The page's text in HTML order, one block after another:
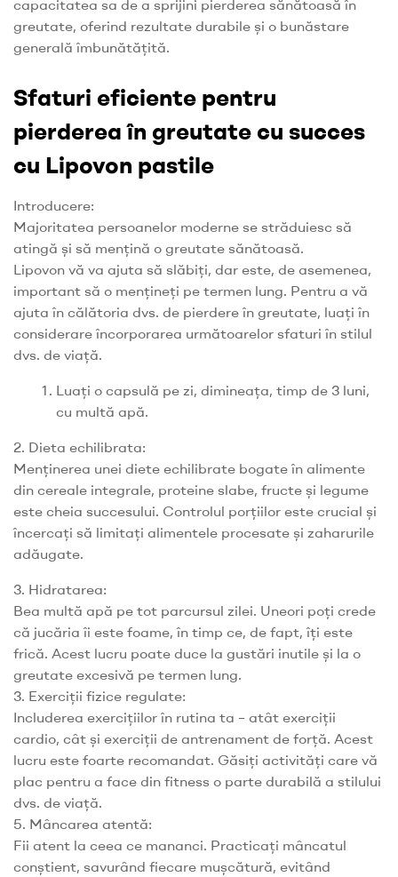
capacitatea sa de a sprijini pierderea sănătoasă în
greutate, oferind rezultate durabile și o bunăstare
generală îmbunătățită.
Sfaturi eficiente pentru
pierderea în greutate cu succes
cu Lipovon pastile
Introducere:
Majoritatea persoanelor moderne se străduiesc să
atingă și să mențină o greutate sănătoasă.
Lipovon vă va ajuta să slăbiți, dar este, de asemenea,
important să o mențineți pe termen lung. Pentru a vă
ajuta în călătoria dvs. de pierdere în greutate, luați în
considerare încorporarea următoarelor sfaturi în stilul
dvs. de viață.
Luați o capsulă pe zi, dimineața, timp de 3 luni,
cu multă apă.
2. Dieta echilibrata:
Menținerea unei diete echilibrate bogate în alimente
din cereale integrale, proteine slabe, fructe și legume
este cheia succesului. Controlul porțiilor este crucial și
încercați să limitați alimentele procesate și zaharurile
adăugate.
3. Hidratarea:
Bea multă apă pe tot parcursul zilei. Uneori poți crede
că jucăria îi este foame, în timp ce, de fapt, îți este
frică. Acest lucru poate duce la gustări inutile și la o
greutate excesivă pe termen lung.
3. Exerciții fizice regulate:
Includerea exercițiilor în rutina ta – atât exerciții
cardio, cât și exerciții de antrenament de forță. Acest
lucru este foarte recomandat. Găsiți activități care vă
plac pentru a face din fitness o parte durabilă a stilului
dvs. de viață.
5. Mâncarea atentă:
Fii atent la ceea ce mananci. Practicați mâncatul
conștient, savurând fiecare mușcătură, evitând